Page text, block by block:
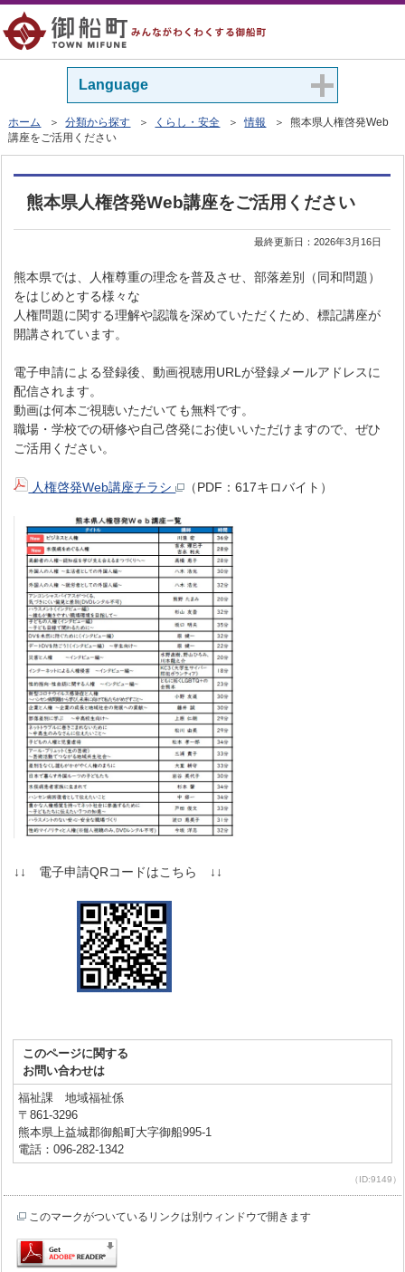
Language
ホーム ＞分類から探す ＞ くらし・安全 ＞情報
＞ 熊本県人権啓発Web
講座をご活用ください
熊本県人権啓発Web講座をご活用ください
最終更新日：2026年3月16日
熊本県では、人権尊重の理念を普及させ、部落差別（同和問題）
をはじめとする様々な
人権問題に関する理解や認識を深めていただくため、標記講座が
開講されています。
電子申請による登録後、動画視聴用URLが登録メールアドレスに
配信されます。
動画は何本ご視聴いただいても無料です。
職場・学校での研修や自己啓発にお使いいただけますので、ぜひ
ご活用ください。
人権啓発Web講座チラシ （PDF：617キロバイト）
↓↓ 電子申請QRコードはこちら ↓↓
このページに関する
お問い合わせは
福祉課 地域福祉係
〒861-3296
熊本県上益城郡御船町大字御船995-1
電話：096-282-1342
（ID:9149）
このマークがついているリンクは別ウィンドウで開きます